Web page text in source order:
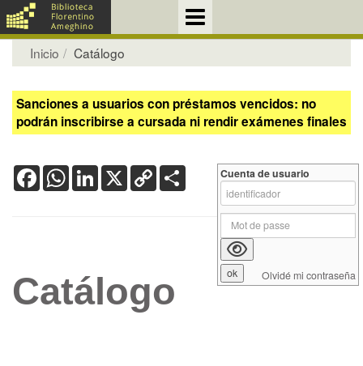
Inicio Catálogo
Sanciones a usuarios con préstamos vencidos: no
podrán inscribirse a cursada ni rendir exámenes finales
FacebookWhatsApp
LinkedIn
X Copy
Link
Catálogo
Cuenta de usuario
Olvidé mi contraseña